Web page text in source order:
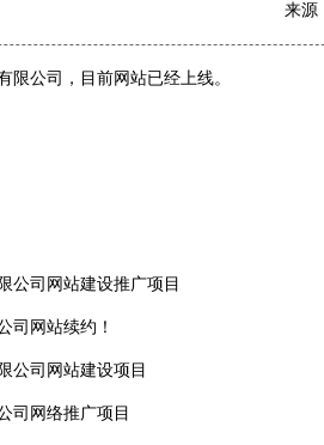
来
限公司，目前网站已经上线。
公司网站建设推广项目
司网站续约！
公司网站建设项目
司网络推广项目